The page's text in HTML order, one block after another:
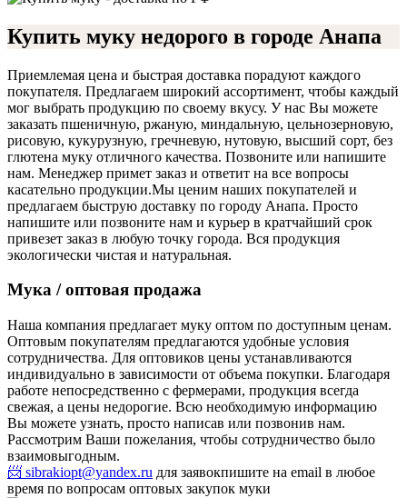
Купить муку недорого в городе Анапа
Приемлемая цена и быстрая доставка порадуют каждого
покупателя. Предлагаем широкий ассортимент, чтобы каждый
мог выбрать продукцию по своему вкусу. У нас Вы можете
заказать пшеничную, ржаную, миндальную, цельнозерновую,
рисовую, кукурузную, гречневую, нутовую, высший сорт, без
глютена муку отличного качества. Позвоните или напишите
нам. Менеджер примет заказ и ответит на все вопросы
касательно продукции.Мы ценим наших покупателей и
предлагаем быструю доставку по городу Анапа. Просто
напишите или позвоните нам и курьер в кратчайший срок
привезет заказ в любую точку города. Вся продукция
экологически чистая и натуральная.
Мука / оптовая продажа
Наша компания предлагает муку оптом по доступным ценам.
Оптовым покупателям предлагаются удобные условия
сотрудничества. Для оптовиков цены устанавливаются
индивидуально в зависимости от объема покупки. Благодаря
работе непосредственно с фермерами, продукция всегда
свежая, а цены недорогие. Всю необходимую информацию
Вы можете узнать, просто написав или позвонив нам.
Рассмотрим Ваши пожелания, чтобы сотрудничество было
взаимовыгодным.
📨 sibrakiopt@yandex.ru для заявокпишите на email в любое
время по вопросам оптовых закупок муки